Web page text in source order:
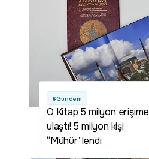
#Gündem
O Kitap 5 milyon erişime
ulaştı! 5 milyon kişi
“Mühür”lendi